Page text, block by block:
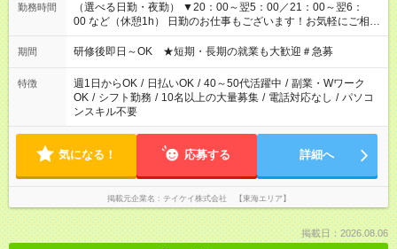
勤務時間
（選べる日勤・夜勤） ▼20：00～翌5：00／21：00～翌6：
00 など（休憩1h） 日勤のお仕事もございます！お気軽にご相談
ください！
期間 研修後即日～OK ★短期・長期の就業も大歓迎＃急募
特徴 週1日からOK / 日払いOK / 40～50代活躍中 / 副業・Wワーク
OK / シフト勤務 / 10名以上の大量募集 / 電話対応なし / パソコ
ンスキル不要
気になる！ 応募する 詳細へ
掲載元企業名 テイケイ株式会社 【東海エリア】
掲載日：2026.08.06